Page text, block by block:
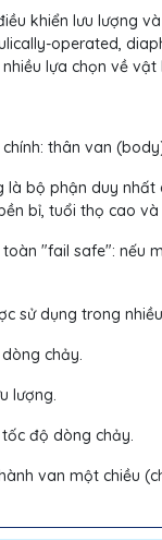
khiển lưu lượng
operated,
lựa chọn về
thân van
là bộ phận duy nhất
bỉ, tuổi thọ cao
toàn "fail safe": nếu
sử dụng trong
chảy.
lượng.
độ dòng chảy.
van một chiều